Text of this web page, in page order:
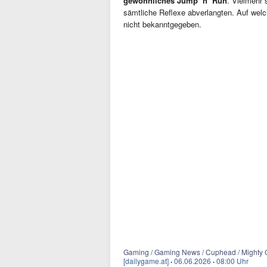
sämtliche Reflexe abverlangten. Auf
nicht bekanntgegeben.
Gaming / Gaming News / Cuphead /
[dailygame.at] ·06.06.2026 ·08:00 Uhr